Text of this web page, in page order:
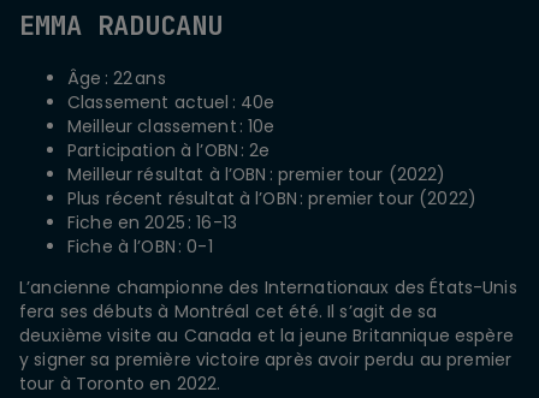
EMMA RADUCANU
Âge : 22 ans
Classement actuel : 40e
Meilleur classement : 10e
Participation à l’OBN : 2e
Meilleur résultat à l’OBN : premier tour (2022)
Plus récent résultat à l’OBN : premier tour (2022)
Fiche en 2025 : 16-13
Fiche à l’OBN : 0-1
L’ancienne championne des Internationaux des États-Unis
fera ses débuts à Montréal cet été. Il s’agit de sa
deuxième visite au Canada et la jeune Britannique espère
y signer sa première victoire après avoir perdu au premier
tour à Toronto en 2022.